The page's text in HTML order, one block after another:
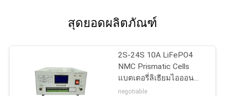
สุดยอดผลิตภัณฑ์
2S-24S 10A LiFePO4
NMC Prismatic Cells
แบตเตอรี่ลิเธียมไอออน
แบบแท่งปริซึม
negotiable